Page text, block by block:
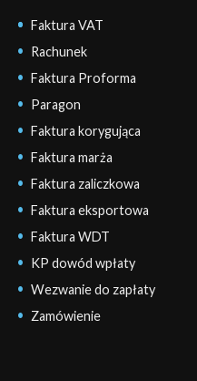
Faktura VAT
Rachunek
Faktura Proforma
Paragon
Faktura korygująca
Faktura marża
Faktura zaliczkowa
Faktura eksportowa
Faktura WDT
KP dowód wpłaty
Wezwanie do zapłaty
Zamówienie